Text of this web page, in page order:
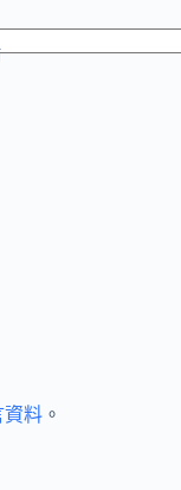
資料 。